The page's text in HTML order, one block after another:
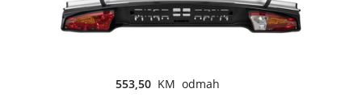
553,50 KM odmah